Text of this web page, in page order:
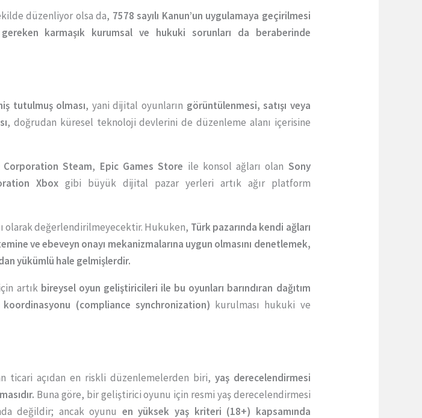
düzenliyor olsa da, 7578 sayılı Kanun’un uygulamaya geçirilmesi
karmaşık kurumsal ve hukuki sorunları da beraberinde
tutulmuş olması, yani dijital oyunların görüntülenmesi, satışı veya
, doğrudan küresel teknoloji devlerini de düzenleme alanı içerisine
Corporation Steam, Epic Games Store ile konsol ağları olan Sony
Xbox gibi büyük dijital pazar yerleri artık ağır platform
olarak değerlendirilmeyecektir. Hukuken, Türk pazarında kendi ağları
ve ebeveyn onayı mekanizmalarına uygun olmasını denetlemek,
yükümlü hale gelmişlerdir.
artık bireysel oyun geliştiricileri ile bu oyunları barındıran dağıtım
(compliance synchronization) kurulması hukuki ve
ticari açıdan en riskli düzenlemelerden biri, yaş derecelendirmesi
Buna göre, bir geliştirici oyunu için resmi yaş derecelendirmesi
değildir; ancak oyunu en yüksek yaş kriteri (18+) kapsamında